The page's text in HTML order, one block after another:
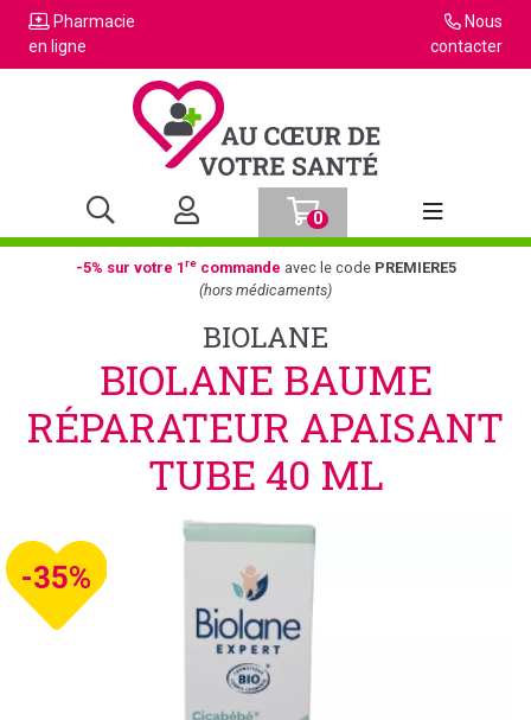
Pharmacie
en ligne
Nous
contacter
0
Afficher la
-5% sur votre 1recommande avec le code PREMIERE5
(hors médicaments)
BIOLANE
BIOLANE BAUME
RÉPARATEUR APAISANT
TUBE 40 ML
-35%